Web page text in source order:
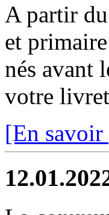
A partir
et
nés avant
votre
[En